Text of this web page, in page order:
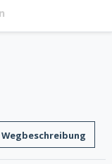
Wegbeschreibung